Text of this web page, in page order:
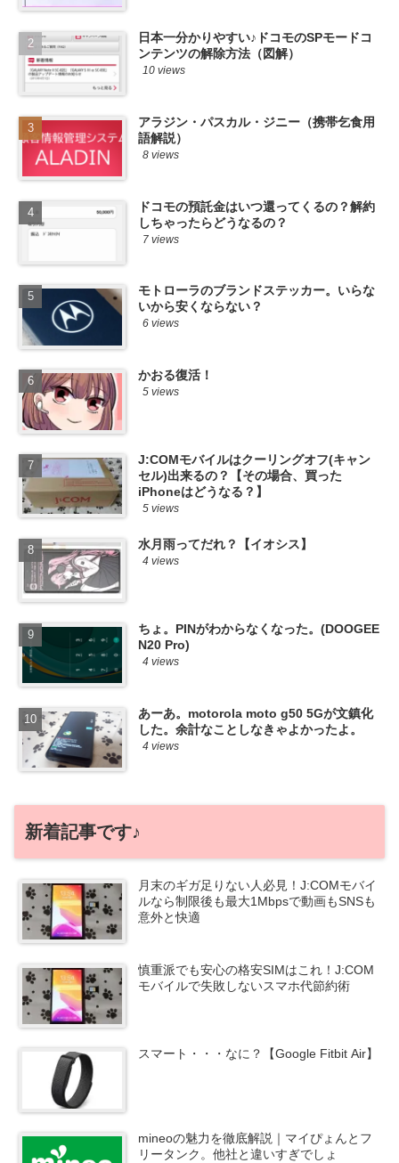
日本一分かりやすい♪ドコモのSPモードコ
ンテンツの解除方法（図解）
10 views
アラジン・パスカル・ジニー（携帯乞食用
語解説）
8 views
ドコモの預託金はいつ還ってくるの？解約
しちゃったらどうなるの？
7 views
モトローラのブランドステッカー。いらな
いから安くならない？
6 views
かおる復活！
5 views
J:COMモバイルはクーリングオフ(キャン
セル)出来るの？【その場合、買った
iPhoneはどうなる？】
5 views
水月雨ってだれ？【イオシス】
4 views
ちょ。PINがわからなくなった。(DOOGEE
N20 Pro)
4 views
あーあ。motorola moto g50 5Gが文鎮化
した。余計なことしなきゃよかったよ。
4 views
新着記事です♪
月末のギガ足りない人必見！J:COMモバイ
ルなら制限後も最大1Mbpsで動画もSNSも
意外と快適
慎重派でも安心の格安SIMはこれ！J:COM
モバイルで失敗しないスマホ代節約術
スマート・・・なに？【Google Fitbit Air】
mineoの魅力を徹底解説｜マイぴょんとフ
リータンク。他社と違いすぎでしょ